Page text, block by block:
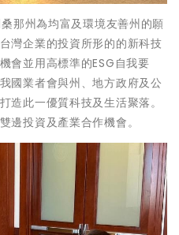
那州為均富及環境友善州的願
灣企業的投資所形的的新科技
會並用高標準的ESG自我要
國業者會與州、地方政府及公
造此一優質科技及生活聚落。
邊投資及產業合作機會。